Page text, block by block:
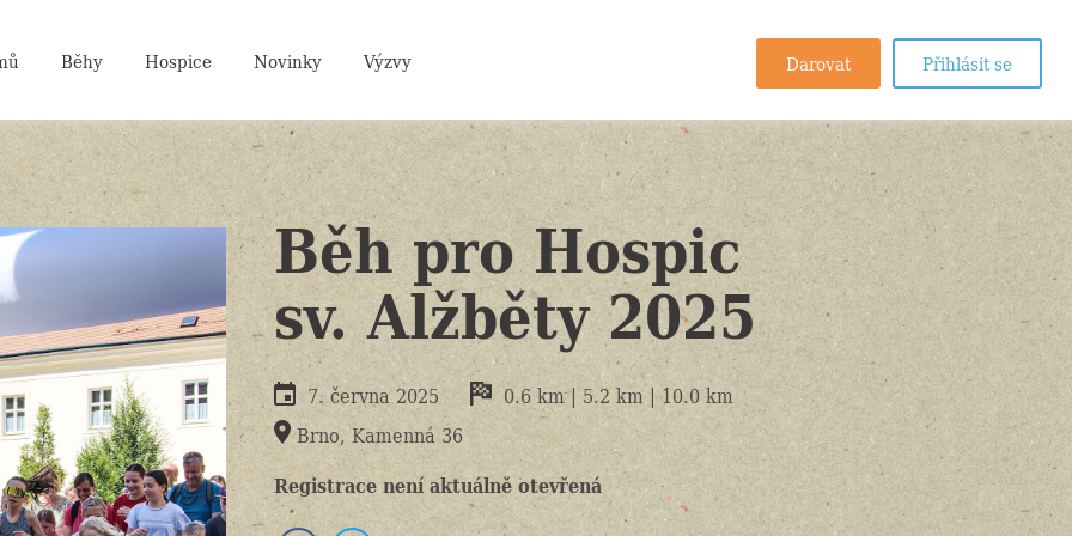
Běh pro Hospic
sv. Alžběty 2025
7. června 2025
0.6 km | 5.2 km | 10.0 km
Brno, Kamenná 36
Registrace není aktuálně otevřená
Běhy Hospice Novinky Výzvy Darovat Přihlásit se